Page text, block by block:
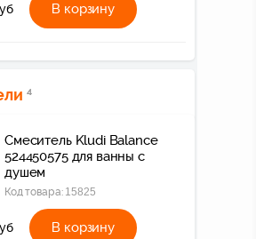
В корзину
4
Смеситель Kludi Balance
524450575 для ванны с
душем
Код товара: 15825
В корзину